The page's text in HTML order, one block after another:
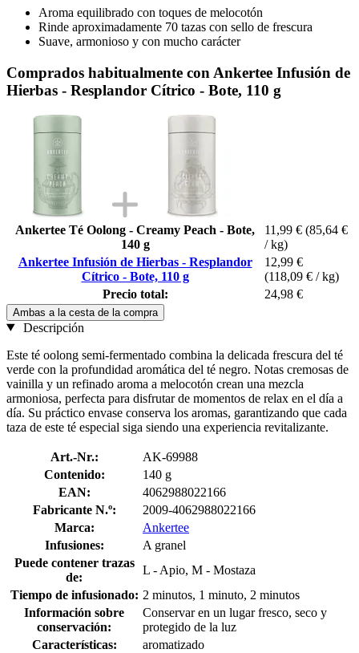
Aroma equilibrado con toques de melocotón
Rinde aproximadamente 70 tazas con sello de frescura
Suave, armonioso y con mucho carácter
Comprados habitualmente con Ankertee Infusión de
Hierbas - Resplandor Cítrico - Bote, 110 g
Ankertee Té Oolong - Creamy Peach - Bote,
140 g
11,99 € (85,64 €
/ kg)
Ankertee Infusión de Hierbas - Resplandor
Cítrico - Bote, 110 g
12,99 €
(118,09 € / kg)
Precio total:
24,98 €
Ambas a la cesta de la compra
Descripción
Este té oolong semi-fermentado combina la delicada frescura del té
verde con la profundidad aromática del té negro. Notas cremosas de
vainilla y un refinado aroma a melocotón crean una mezcla
armoniosa, perfecta para disfrutar de momentos de relax en el día a
día. Su práctico envase conserva los aromas, garantizando que cada
taza de este té especial siga siendo una experiencia revitalizante.
Art.-Nr.:
AK-69988
Contenido:
140 g
EAN:
4062988022166
Fabricante N.º:
2009-4062988022166
Marca:
Ankertee
Infusiones:
A granel
Puede contener trazas
de:
L - Apio, M - Mostaza
Tiempo de infusionado: 2 minutos, 1 minuto, 2 minutos
Información sobre
conservación:
Conservar en un lugar fresco, seco y
protegido de la luz
Características:
aromatizado